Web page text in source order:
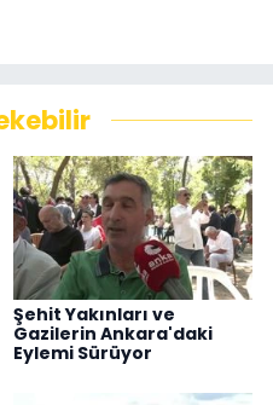
Şehit Yakınları ve
Gazilerin Ankara'daki
Eylemi Sürüyor